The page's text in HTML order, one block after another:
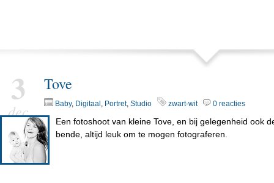
Tove
Baby, Digitaal , Portret, Studio zwart-wit 0 reacties
3
dec
Een fotoshoot van kleine Tove, en bij gelegenheid ook
bende, altijd leuk om te mogen fotograferen.